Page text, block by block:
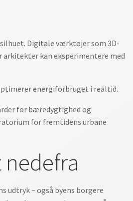
Digitale værktøjer som 3D-
kan eksperimentere med
energiforbruget i realtid.
for bæredygtighed og
for fremtidens urbane
udtryk – også byens borgere